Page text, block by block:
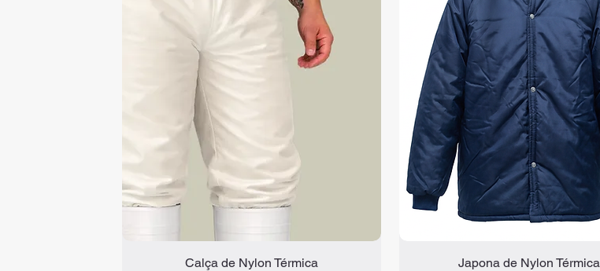
Calça de Nylon Térmica Japona de Nylon Térmica